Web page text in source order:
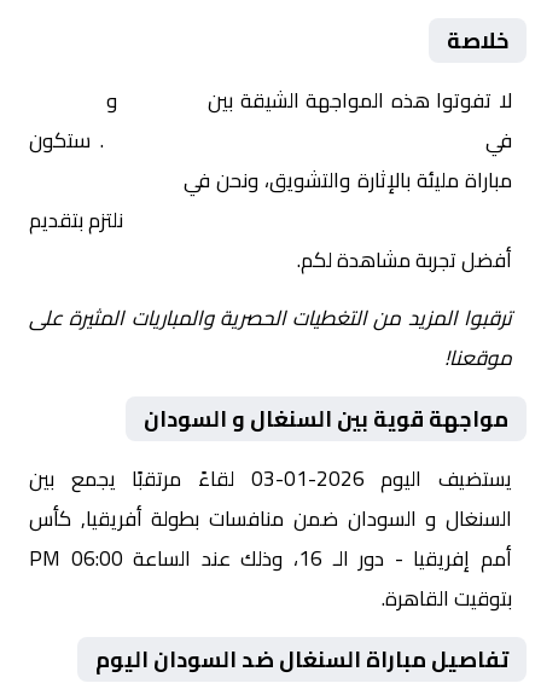
خلاصة
لا تفوتوا هذه المواجهة الشيقة بين و
في
. ستكون
مباراة مليئة بالإثارة والتشويق، ونحن في
نلتزم بتقديم
أفضل تجربة مشاهدة لكم.
ترقبوا المزيد من التغطيات الحصرية والمباريات المثيرة على
موقعنا!
مواجهة قوية بين السنغال و السودان
يستضيف اليوم 2026-01-03 لقاءً مرتقبًا يجمع بين
السنغال و السودان ضمن منافسات بطولة أفريقيا, كأس
أمم إفريقيا - دور الـ 16، وذلك عند الساعة 06:00 PM
بتوقيت القاهرة.
تفاصيل مباراة السنغال ضد السودان اليوم